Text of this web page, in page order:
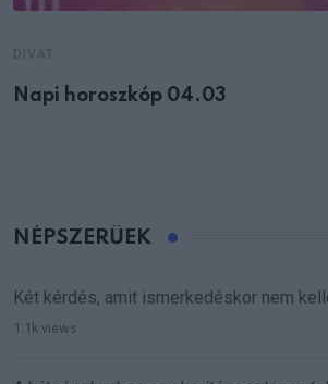
Napi horoszkóp 04.03
NÉPSZERŰEK
Két kérdés, amit ismerkedéskor nem
1.1k views